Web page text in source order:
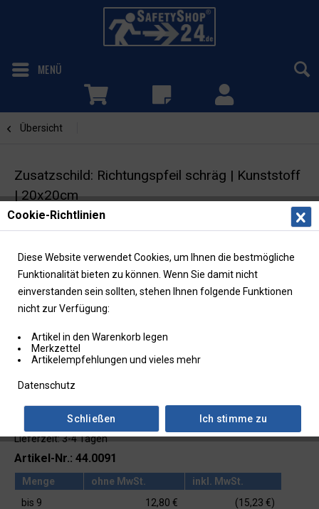
MENÜ
Übersicht
Zusatzschild: Richtungspfeil schräg | Kunststoff
| 20x20cm
Lieferzeit: 3-4 Tagen
Artikel-Nr.: 44.0091
Menge ohne MwSt.
inkl. MwSt.
bis 9 12,80 € (15,23 €)
Cookie-Richtlinien
Diese Website verwendet Cookies, um Ihnen die bestmögliche
Funktionalität bieten zu können. Wenn Sie damit nicht
einverstanden sein sollten, stehen Ihnen folgende Funktionen
nicht zur Verfügung:
Artikel in den Warenkorb legen
Merkzettel
Artikelempfehlungen und vieles mehr
Datenschutz
Ich stimme zu
Schließen